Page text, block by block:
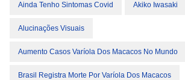
Ainda Tenho Sintomas Covid Akiko Iwasaki
Alucinações Visuais
Aumento Casos Varíola Dos Macacos No Mundo
Brasil Registra Morte Por Varíola Dos Macacos